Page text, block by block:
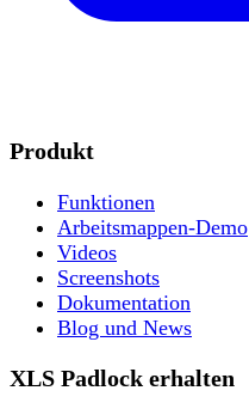
Produkt
Funktionen
Arbeitsmappen-Demo
Videos
Screenshots
Dokumentation
Blog und News
XLS Padlock erhalten